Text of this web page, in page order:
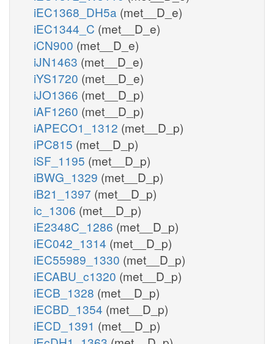
iEC1368_DH5a (met__D_e)
iEC1344_C (met__D_e)
iCN900 (met__D_e)
iJN1463 (met__D_e)
iYS1720 (met__D_e)
iJO1366 (met__D_p)
iAF1260 (met__D_p)
iAPECO1_1312 (met__D_p)
iPC815 (met__D_p)
iSF_1195 (met__D_p)
iBWG_1329 (met__D_p)
iB21_1397 (met__D_p)
ic_1306 (met__D_p)
iE2348C_1286 (met__D_p)
iEC042_1314 (met__D_p)
iEC55989_1330 (met__D_p)
iECABU_c1320 (met__D_p)
iECB_1328 (met__D_p)
iECBD_1354 (met__D_p)
iECD_1391 (met__D_p)